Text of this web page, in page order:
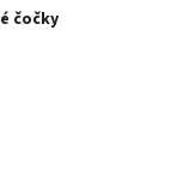
čočky